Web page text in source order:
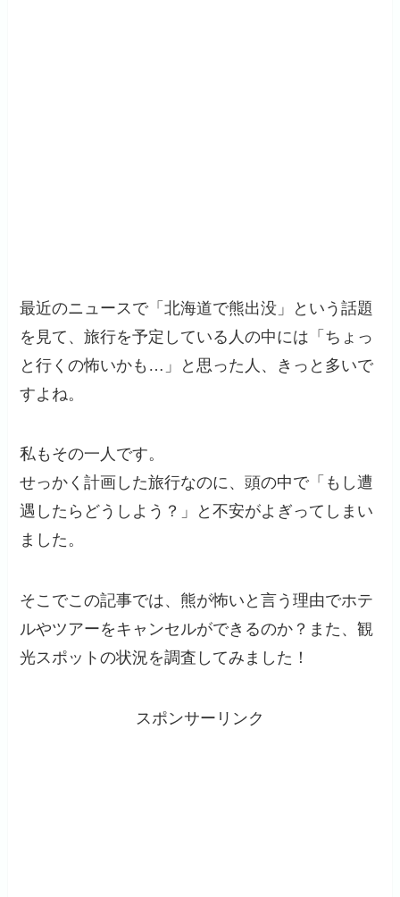
最近のニュースで「北海道で熊出没」という話題
を見て、旅行を予定している人の中には「ちょっ
と行くの怖いかも…」と思った人、きっと多いで
すよね。
私もその一人です。
せっかく計画した旅行なのに、頭の中で「もし遭
遇したらどうしよう？」と不安がよぎってしまい
ました。
そこでこの記事では、熊が怖いと言う理由でホテ
ルやツアーをキャンセルができるのか？また、観
光スポットの状況を調査してみました！
スポンサーリンク